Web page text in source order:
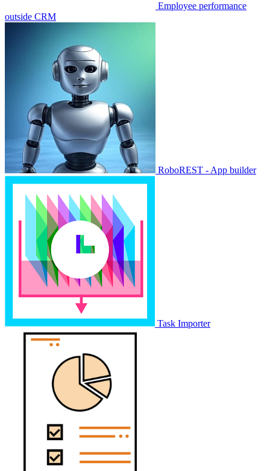
Employee performance
outside CRM
RoboREST - App builder
Task Importer